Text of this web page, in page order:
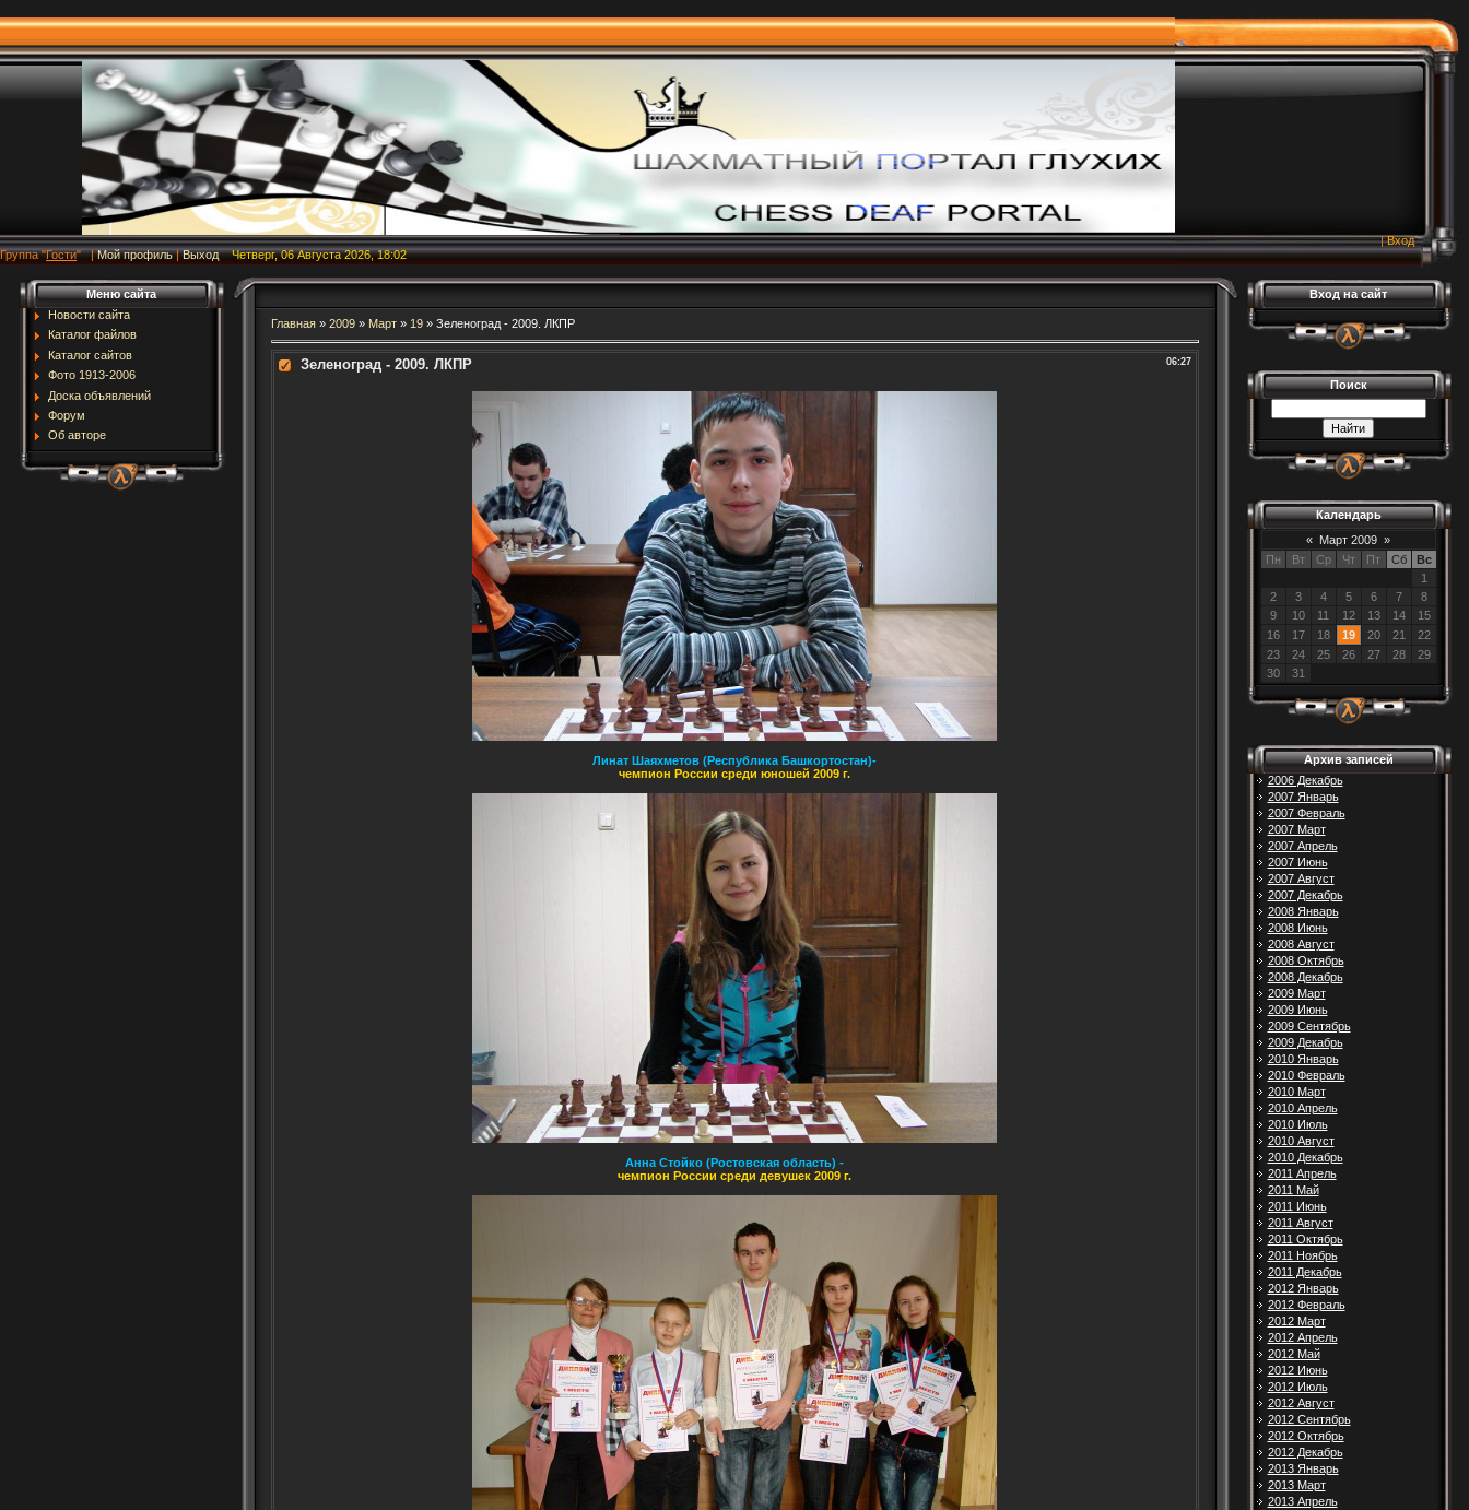
Группа"Гости" |Мой профиль |Выход Четверг, 06 Августа 2026, 18:02
|Вход
Меню сайта
Новости сайта
Каталог файлов
Каталог сайтов
Фото 1913-2006
Доска объявлений
Форум
Об авторе
Главная» 2009 » Март » 19» Зеленоград - 2009. ЛКПР
06:27
Зеленоград - 2009. ЛКПР
Линат Шаяхметов (Республика Башкортостан)-
чемпион России среди юношей 2009 г.
Анна Стойко (Ростовская область) -
чемпион России среди девушек 2009 г.
Вход на сайт
Поиск
Календарь
« Март 2009 »
Пн
Вт Ср Чт Пт Сб
Вс
1
2
3 4 5 6 7
8
9
10 11 12 13 14
15
16
17 18 19 20 21
22
23
24 25 26 27 28
29
30
31
Архив записей
2006 Декабрь
2007 Январь
2007 Февраль
2007 Март
2007 Апрель
2007 Июнь
2007 Август
2007 Декабрь
2008 Январь
2008 Июнь
2008 Август
2008 Октябрь
2008 Декабрь
2009 Март
2009 Июнь
2009 Сентябрь
2009 Декабрь
2010 Январь
2010 Февраль
2010 Март
2010 Апрель
2010 Июль
2010 Август
2010 Декабрь
2011 Апрель
2011 Май
2011 Июнь
2011 Август
2011 Октябрь
2011 Ноябрь
2011 Декабрь
2012 Январь
2012 Февраль
2012 Март
2012 Апрель
2012 Май
2012 Июнь
2012 Июль
2012 Август
2012 Сентябрь
2012 Октябрь
2012 Декабрь
2013 Январь
2013 Март
2013 Апрель